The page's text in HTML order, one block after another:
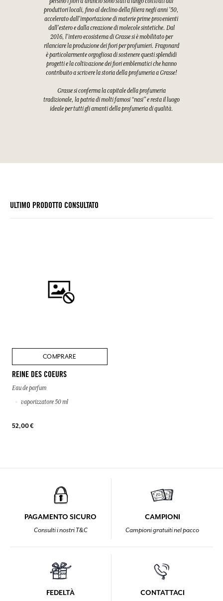
produttori locali, fino al declino della filiera negli anni '50,
accelerato dall'importazione di materie prime provenienti
dall'estero e dalla creazione di molecole sintetiche. Dal
2016, l'intero ecosistema di Grasse si è mobilitato per
rilanciare la produzione dei fiori per profumieri. Fragonard
è particolarmente orgogliosa di sostenere questi splendidi
progetti e la coltivazione dei fiori emblematici che hanno
contribuito a scrivere la storia della profumeria a Grasse!
Grasse si conferma la capitale della profumeria
tradizionale, la patria di molti famosi “nasi” e resta il luogo
ideale per tutti gli amanti della profumeria di qualità.
ULTIMO PRODOTTO CONSULTATO
COMPRARE
REINE DES COEURS
Eau de parfum
vaporizzatore 50 ml
52,00 €
PAGAMENTO SICURO
Consulti i nostri T&C
CAMPIONI
Campioni gratuiti nel pacco
FEDELTÀ CONTATTACI